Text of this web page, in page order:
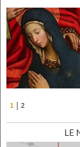
1 2
LE